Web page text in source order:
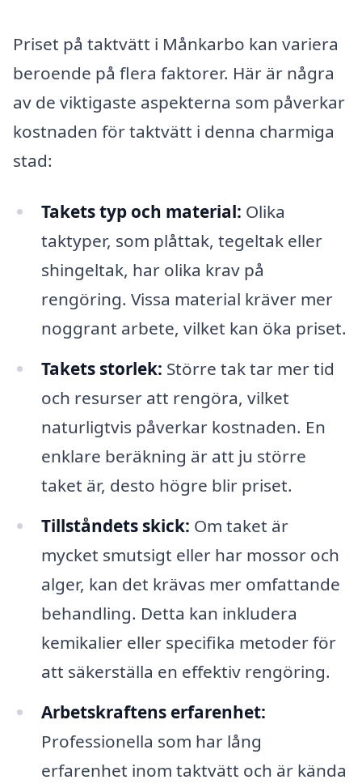
Priset på taktvätt i Månkarbo kan variera
beroende på flera faktorer. Här är några
av de viktigaste aspekterna som påverkar
kostnaden för taktvätt i denna charmiga
stad:
Takets typ och material: Olika
taktyper, som plåttak, tegeltak eller
shingeltak, har olika krav på
rengöring. Vissa material kräver mer
noggrant arbete, vilket kan öka priset.
Takets storlek: Större tak tar mer tid
och resurser att rengöra, vilket
naturligtvis påverkar kostnaden. En
enklare beräkning är att ju större
taket är, desto högre blir priset.
Tillståndets skick: Om taket är
mycket smutsigt eller har mossor och
alger, kan det krävas mer omfattande
behandling. Detta kan inkludera
kemikalier eller specifika metoder för
att säkerställa en effektiv rengöring.
Arbetskraftens erfarenhet:
Professionella som har lång
erfarenhet inom taktvätt och är kända